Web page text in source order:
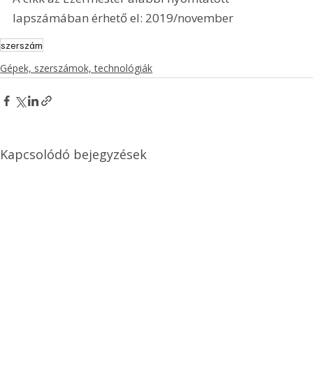
lapszámában érhető el: 2019/november
szerszám
Gépek, szerszámok, technológiák
Kapcsolódó bejegyzések